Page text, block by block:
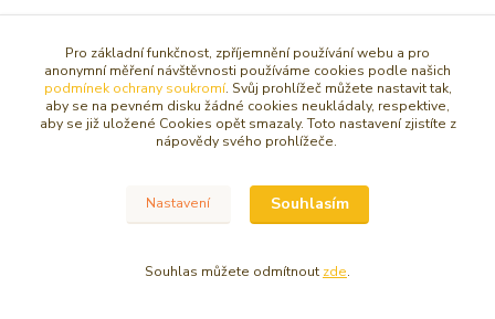
Pro základní funkčnost, zpříjemnění používání webu a pro
anonymní měření návštěvnosti používáme cookies podle našich
podmínek ochrany soukromí. Svůj prohlížeč můžete nastavit tak,
aby se na pevném disku žádné cookies neukládaly, respektive,
aby se již uložené Cookies opět smazaly. Toto nastavení zjistíte z
nápovědy svého prohlížeče.
Nastavení Souhlasím
Souhlas můžete odmítnout zde.